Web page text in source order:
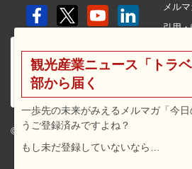
© 2026 travel voice.
メル
引用
利用
広告
観光産業ニュース「トラ
部から届く
一歩先の未来がみえるメルマガ「今
うご登録済みですよね？
もし未だ登録していないなら…